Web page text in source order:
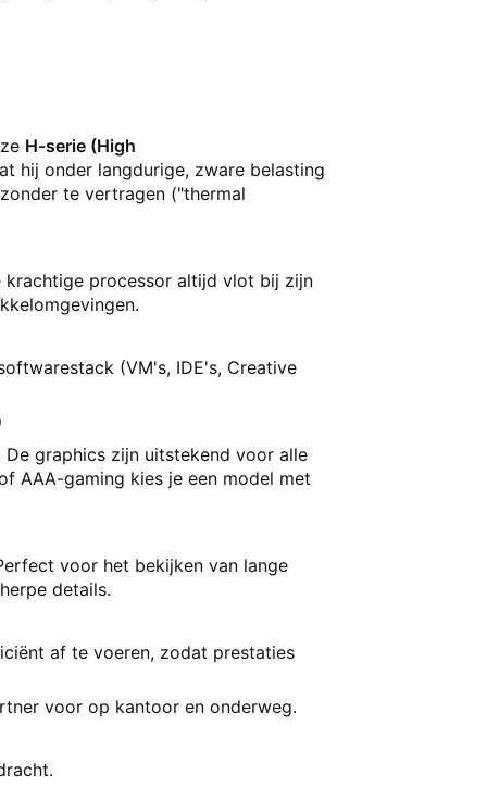
H-serie (High
hij onder langdurige, zware belasting
te vertragen ("thermal
krachtige processor altijd vlot bij zijn
(VM's, IDE's, Creative
graphics zijn uitstekend voor alle
AAA-gaming kies je een model met
voor het bekijken van lange
details.
af te voeren, zodat prestaties
voor op kantoor en onderweg.